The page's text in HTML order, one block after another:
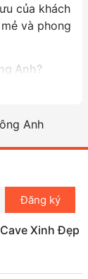
của khách
và phong
Anh?
đến sự
di chuyển.
đa dạng về
hàng.
ANH
loại hình
có thể tìm
Anh
Đăng ký
Xinh Đẹp